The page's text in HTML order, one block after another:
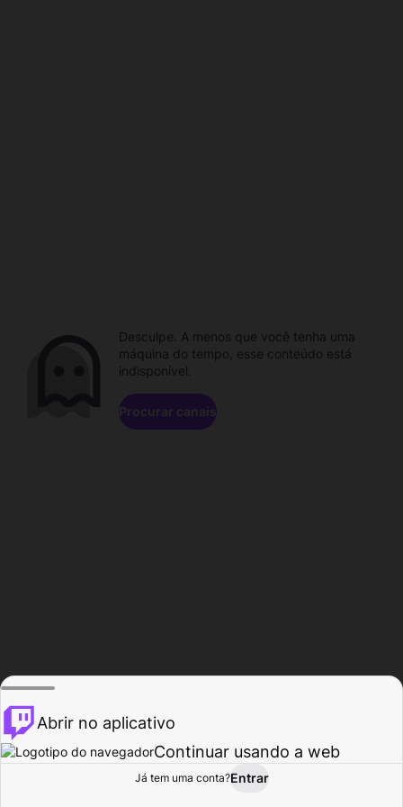
Procurar Atividade
Desculpe. A menos que você tenha uma
máquina do tempo, esse conteúdo está
indisponível.
Procurar canais
Abrir no aplicativo
Continuar usando a web
Já tem uma conta?Entrar